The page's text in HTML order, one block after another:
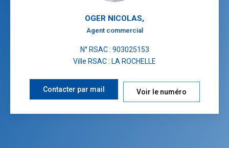
OGER NICOLAS,
Agent commercial
N° RSAC : 903025153
Ville RSAC : LA ROCHELLE
Contacter par mail Voir le numéro